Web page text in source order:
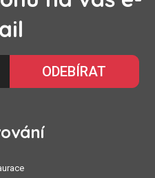
ODEBÍRAT